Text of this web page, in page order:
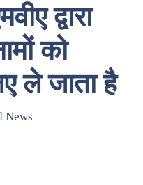
द्वारा
को
ले जाता है
News